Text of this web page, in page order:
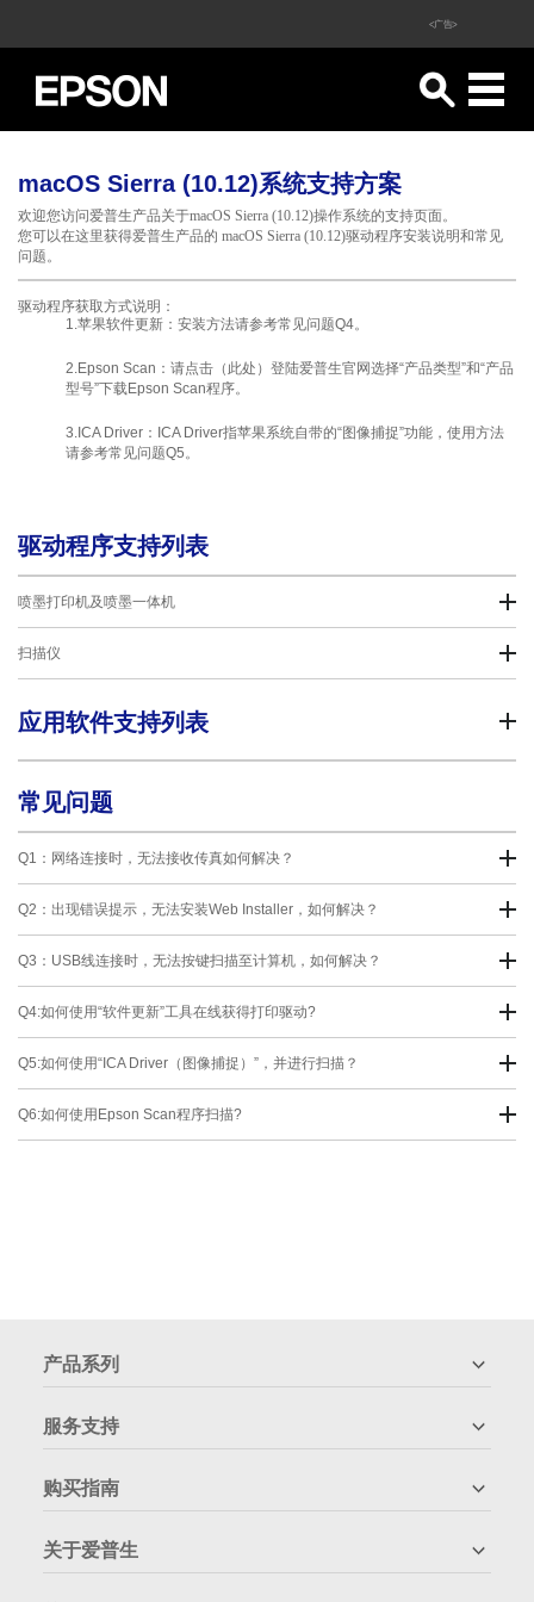
<广告>
macOS Sierra (10.12)系统支持方案
欢迎您访问爱普生产品关于macOS Sierra (10.12)操作系统的支持页面。
您可以在这里获得爱普生产品的 macOS Sierra (10.12)驱动程序安装说明和常见
问题。
驱动程序获取方式说明：
1.苹果软件更新：安装方法请参考常见问题Q4。
2.Epson Scan：请点击（ 此处 ）登陆爱普生官网选择“产品类型”和“产品
型号”下载Epson Scan程序。
3.ICA Driver：ICA Driver指苹果系统自带的“图像捕捉”功能，使用方法
请参考常见问题Q5。
驱动程序支持列表
喷墨打印机及喷墨一体机
扫描仪
应用软件支持列表
常见问题
Q1：网络连接时，无法接收传真如何解决？
Q2：出现错误提示，无法安装Web Installer，如何解决？
Q3：USB线连接时，无法按键扫描至计算机，如何解决？
Q4:如何使用“软件更新”工具在线获得打印驱动?
Q5:如何使用“ICA Driver（图像捕捉）”，并进行扫描？
Q6:如何使用Epson Scan程序扫描?
产品系列
服务支持
购买指南
关于爱普生